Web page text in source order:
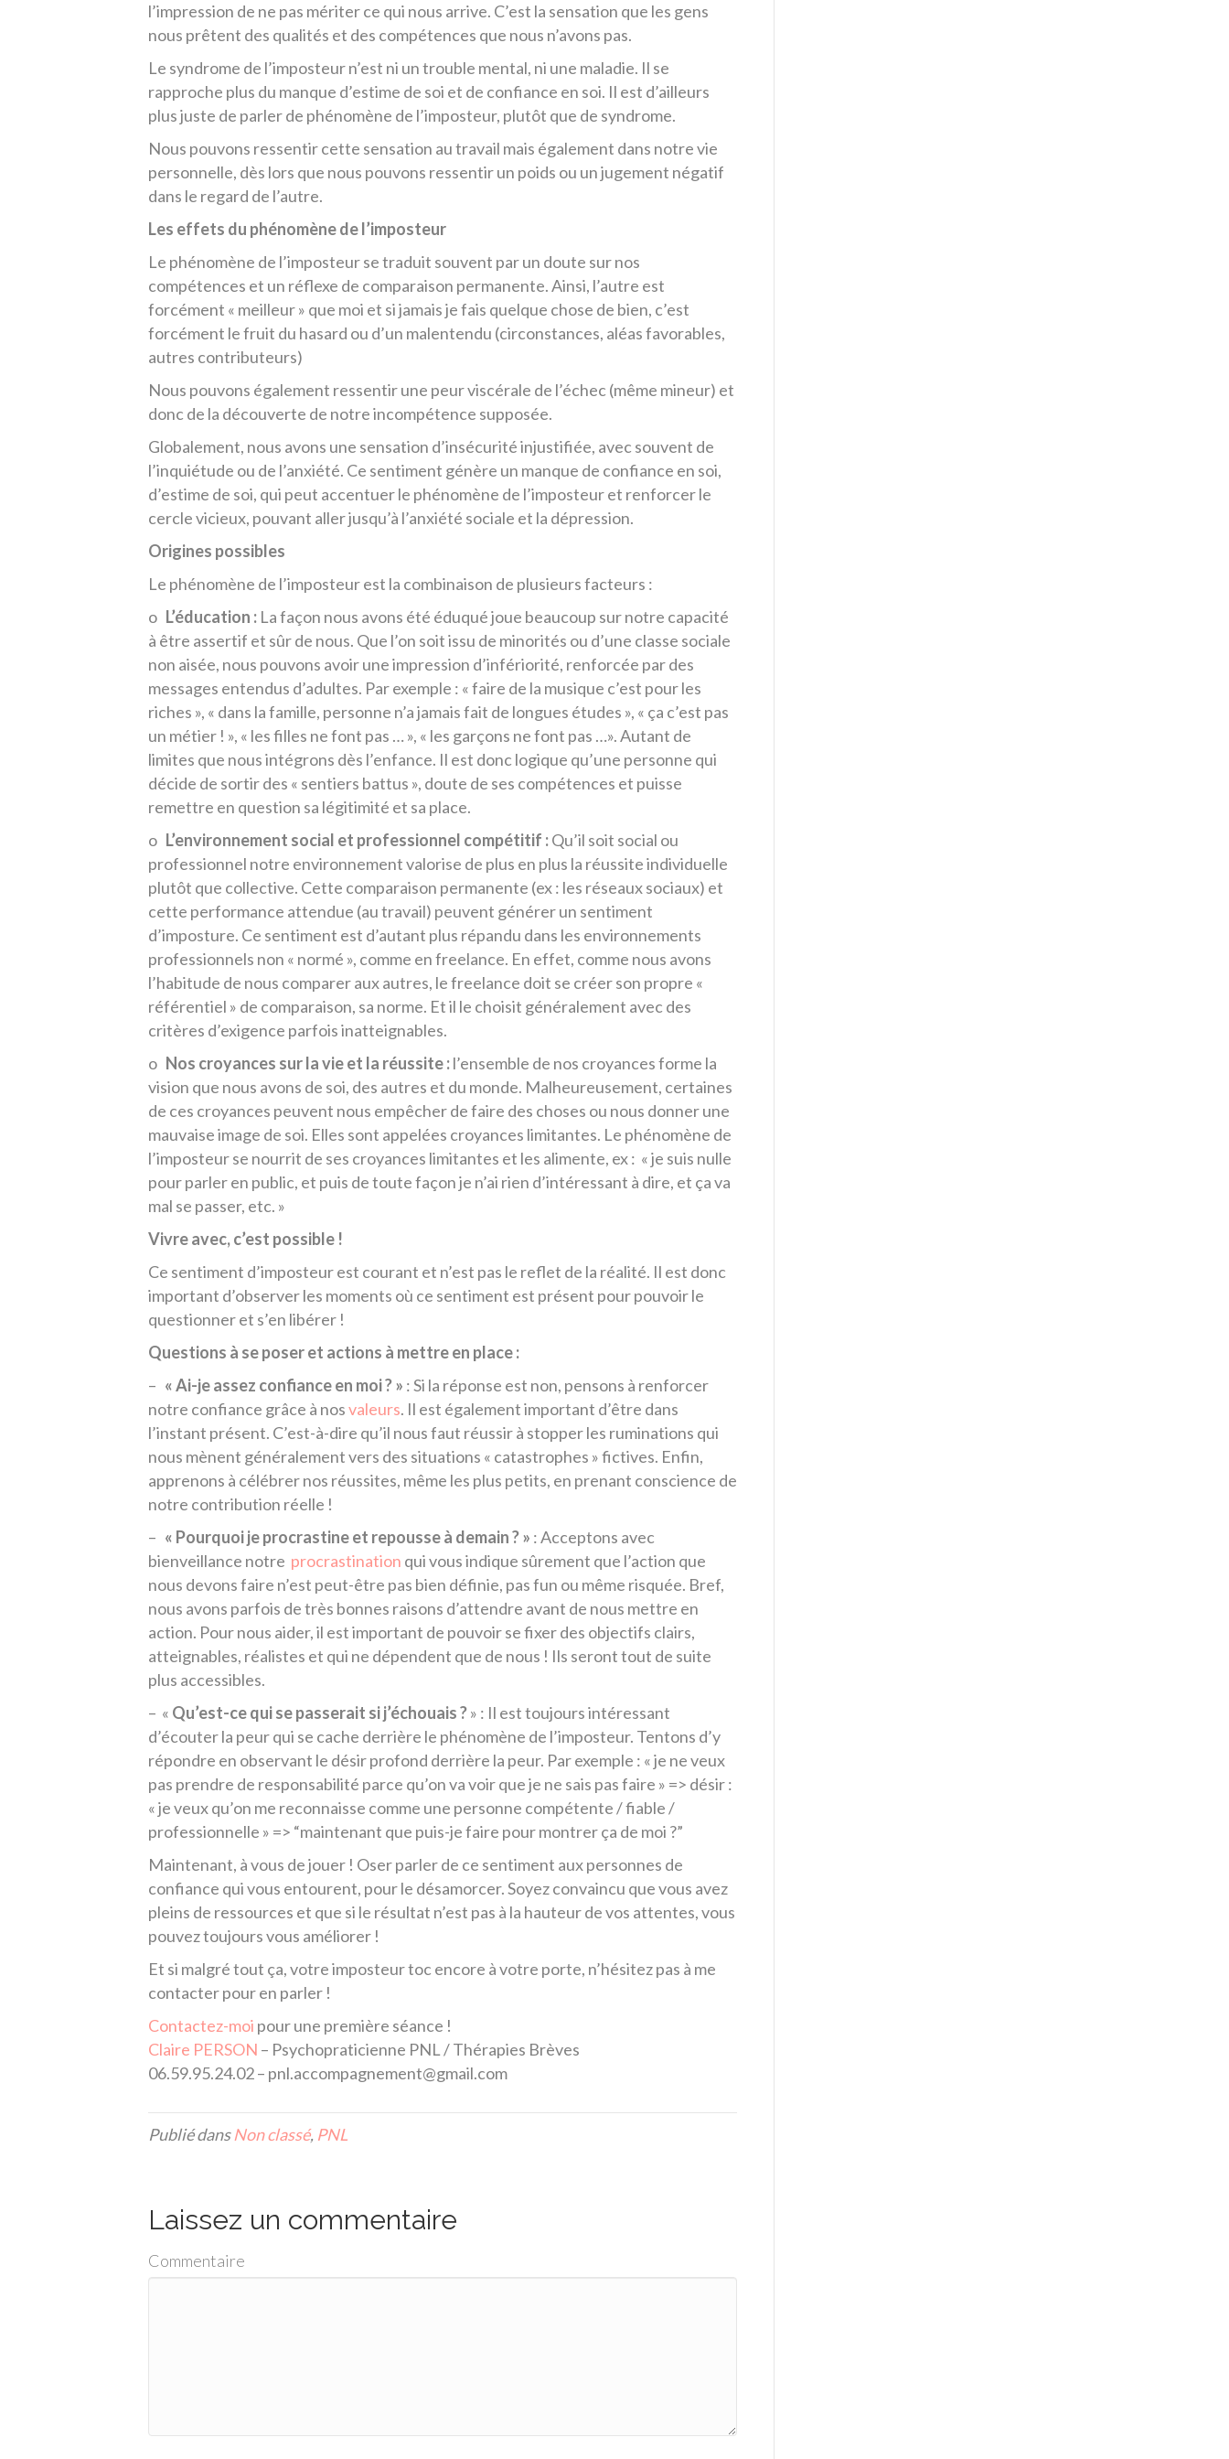
l’impression de ne pas mériter ce qui nous arrive. C’est la sensation que les gens
nous prêtent des qualités et des compétences que nous n’avons pas.
Le syndrome de l’imposteur n’est ni un trouble mental, ni une maladie. Il se
rapproche plus du manque d’estime de soi et de confiance en soi. Il est d’ailleurs
plus juste de parler de phénomène de l’imposteur, plutôt que de syndrome.
Nous pouvons ressentir cette sensation au travail mais également dans notre vie
personnelle, dès lors que nous pouvons ressentir un poids ou un jugement négatif
dans le regard de l’autre.
Les effets du phénomène de l’imposteur
Le phénomène de l’imposteur se traduit souvent par un doute sur nos
compétences et un réflexe de comparaison permanente. Ainsi, l’autre est
forcément « meilleur » que moi et si jamais je fais quelque chose de bien, c’est
forcément le fruit du hasard ou d’un malentendu (circonstances, aléas favorables,
autres contributeurs)
Nous pouvons également ressentir une peur viscérale de l’échec (même mineur) et
donc de la découverte de notre incompétence supposée.
Globalement, nous avons une sensation d’insécurité injustifiée, avec souvent de
l’inquiétude ou de l’anxiété. Ce sentiment génère un manque de confiance en soi,
d’estime de soi, qui peut accentuer le phénomène de l’imposteur et renforcer le
cercle vicieux, pouvant aller jusqu’à l’anxiété sociale et la dépression.
Origines possibles
Le phénomène de l’imposteur est la combinaison de plusieurs facteurs :
o L’éducation : La façon nous avons été éduqué joue beaucoup sur notre capacité
à être assertif et sûr de nous. Que l’on soit issu de minorités ou d’une classe sociale
non aisée, nous pouvons avoir une impression d’infériorité, renforcée par des
messages entendus d’adultes. Par exemple : « faire de la musique c’est pour les
riches », « dans la famille, personne n’a jamais fait de longues études », « ça c’est pas
un métier ! », « les filles ne font pas … », « les garçons ne font pas …». Autant de
limites que nous intégrons dès l’enfance. Il est donc logique qu’une personne qui
décide de sortir des « sentiers battus », doute de ses compétences et puisse
remettre en question sa légitimité et sa place.
o L’environnement social et professionnel compétitif :Qu’il soit social ou
professionnel notre environnement valorise de plus en plus la réussite individuelle
plutôt que collective. Cette comparaison permanente (ex : les réseaux sociaux) et
cette performance attendue (au travail) peuvent générer un sentiment
d’imposture. Ce sentiment est d’autant plus répandu dans les environnements
professionnels non « normé », comme en freelance. En effet, comme nous avons
l’habitude de nous comparer aux autres, le freelance doit se créer son propre «
référentiel » de comparaison, sa norme. Et il le choisit généralement avec des
critères d’exigence parfois inatteignables.
o Nos croyances sur la vie et la réussite :l’ensemble de nos croyances forme la
vision que nous avons de soi, des autres et du monde. Malheureusement, certaines
de ces croyances peuvent nous empêcher de faire des choses ou nous donner une
mauvaise image de soi. Elles sont appelées croyances limitantes. Le phénomène de
l’imposteur se nourrit de ses croyances limitantes et les alimente, ex : « je suis nulle
pour parler en public, et puis de toute façon je n’ai rien d’intéressant à dire, et ça va
mal se passer, etc. »
Vivre avec, c’est possible !
Ce sentiment d’imposteur est courant et n’est pas le reflet de la réalité. Il est donc
important d’observer les moments où ce sentiment est présent pour pouvoir le
questionner et s’en libérer !
Questions à se poser et actions à mettre en place :
– « Ai-je assez confiance en moi ? » : Si la réponse est non, pensons à renforcer
notre confiance grâce à nosvaleurs. Il est également important d’être dans
l’instant présent. C’est-à-dire qu’il nous faut réussir à stopper les ruminations qui
nous mènent généralement vers des situations « catastrophes » fictives. Enfin,
apprenons à célébrer nos réussites, même les plus petits, en prenant conscience de
notre contribution réelle !
– « Pourquoi je procrastine et repousse à demain ? » : Acceptons avec
bienveillance notre procrastination qui vous indique sûrement que l’action que
nous devons faire n’est peut-être pas bien définie, pas fun ou même risquée. Bref,
nous avons parfois de très bonnes raisons d’attendre avant de nous mettre en
action. Pour nous aider, il est important de pouvoir se fixer des objectifs clairs,
atteignables, réalistes et qui ne dépendent que de nous ! Ils seront tout de suite
plus accessibles.
– « Qu’est-ce qui se passerait si j’échouais ?» : Il est toujours intéressant
d’écouter la peur qui se cache derrière le phénomène de l’imposteur. Tentons d’y
répondre en observant le désir profond derrière la peur. Par exemple : « je ne veux
pas prendre de responsabilité parce qu’on va voir que je ne sais pas faire » => désir :
« je veux qu’on me reconnaisse comme une personne compétente / fiable /
professionnelle » => “maintenant que puis-je faire pour montrer ça de moi ?”
Maintenant, à vous de jouer ! Oser parler de ce sentiment aux personnes de
confiance qui vous entourent, pour le désamorcer. Soyez convaincu que vous avez
pleins de ressources et que si le résultat n’est pas à la hauteur de vos attentes, vous
pouvez toujours vous améliorer !
Et si malgré tout ça, votre imposteur toc encore à votre porte, n’hésitez pas à me
contacter pour en parler !
Contactez-moi pour une première séance !
Claire PERSON – Psychopraticienne PNL / Thérapies Brèves
06.59.95.24.02 – pnl.accompagnement@gmail.com
Publié dansNon classé, PNL
Laissez un commentaire
Commentaire